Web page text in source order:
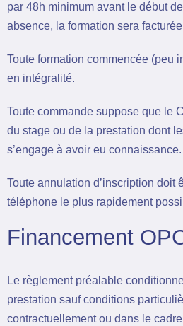
par 48h minimum avant le début
absence, la formation sera
Toute formation commencée (peu
en intégralité.
Toute commande suppose que le
du stage ou de la prestation dont
s’engage à avoir eu connaissance.
Toute annulation d’inscription doit
téléphone le plus rapidement
Financement
Le règlement préalable
prestation sauf conditions
contractuellement ou dans le